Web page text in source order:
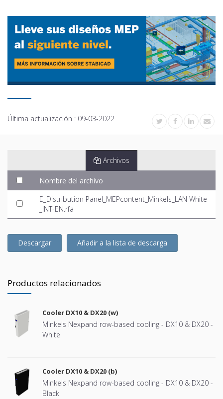
Última actualización : 09-03-2022
Archivos
Nombre del archivo
E_Distribution Panel_MEPcontent_Minkels_LAN White
_INT-EN.rfa
Descargar Añadir a la lista de descarga
Productos relacionados
Cooler DX10 & DX20 (w)
Minkels Nexpand row-based cooling - DX10 & DX20 -
White
Cooler DX10 & DX20 (b)
Minkels Nexpand row-based cooling - DX10 & DX20 -
Black